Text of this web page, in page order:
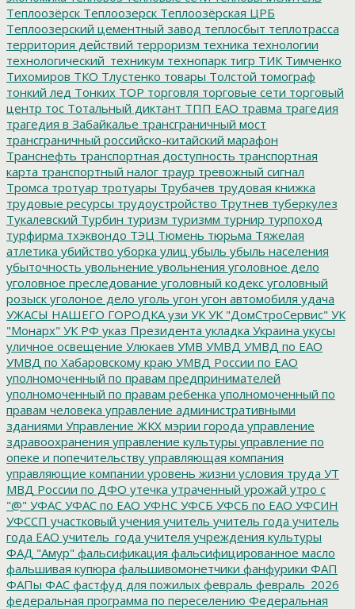
Теплоозёрск Теплоозерск Теплоозёрская ЦРБ
Теплоозерский цементный завод теплосбыт теплотрасса
территория действий терроризм техника технологии
технологический_техникум технопарк тигр ТИК Тимченко
Тихомиров ТКО Тлустенко товары Толстой томограф
тонкий лед Тонких ТОР торговля торговые сети торговый
центр тос Тотальный диктант ТПП ЕАО травма трагедия
трагедия в Забайкалье трансграничный мост
трансграничный российско-китайский марафон
Транснефть транспортная доступность транспортная
карта транспортный налог траур тревожный сигнал
Тромса тротуар тротуары Трубачев трудовая книжка
трудовые ресурсы трудоустройство Трутнев туберкулез
Тукалевский Турбин туризм туризмм турнир турпоход
турфирма тхэквондо ТЭЦ Тюмень тюрьма Тяжелая
атлетика убийство уборка улиц убыль убыль населения
убыточность увольнение увольнения уголовное дело
уголовное преследование уголовный кодекс уголовный
розыск уголоное дело уголь угон угон автомобиля удача
УЖАСЫ НАШЕГО ГОРОДКА узи УК УК "ДомСтроСервис" УК
"Монарх" УК РФ указ Президента укладка Украина укусы
уличное освещение Улюкаев УМВ УМВД УМВД по ЕАО
УМВД по Хабаровскому краю УМВД России по ЕАО
уполномоченный по правам предпринимателей
уполномоченный по правам ребенка уполномоченный по
правам человека управление административными
зданиями Управление ЖКХ мэрии города управление
здравоохранения управление культуры управление по
опеке и попечительству управляющая компания
управляющие компании уровень жизни условия труда УТ
МВД России по ДФО утечка утраченный урожай утро с
"@" УФАС УФАС по ЕАО УФНС УФСБ УФСБ по ЕАО УФСИН
УФССП участковый учения учитель учитель года учитель
года ЕАО учитель_года учителя учреждения культуры
ФАД "Амур" фальсификация фальсифицированное масло
фальшивая купюра фальшивомонетчики фанфурики ФАП
ФАПы ФАС фастфуд для пожилых февраль февраль_2026
федеральная программа по переселению Федеральная